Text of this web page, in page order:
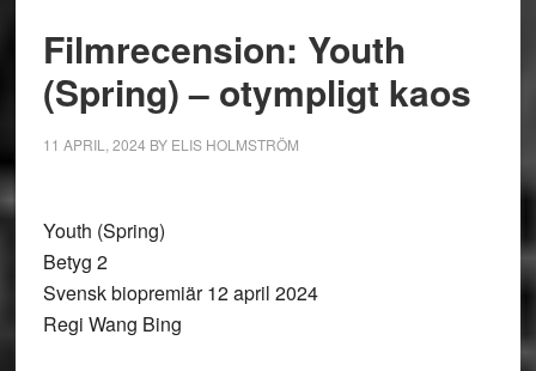
Filmrecension: Youth
(Spring) – otympligt kaos
11 APRIL, 2024 BY ELIS HOLMSTRÖM
Youth (Spring)
Betyg 2
Svensk biopremiär 12 april 2024
Regi Wang Bing